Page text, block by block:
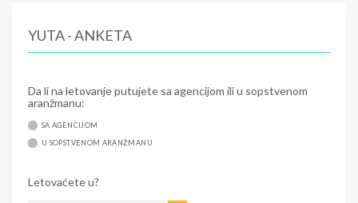
YUTA - ANKETA
Da li na letovanje putujete sa agencijom ili u sopstvenom
aranžmanu:
SA AGENCIJOM
U SOPSTVENOM ARANŽMANU
Letovaćete u?